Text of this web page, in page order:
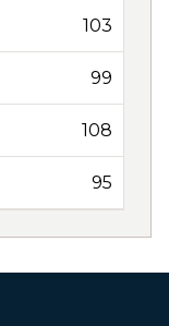
103
99
108
95